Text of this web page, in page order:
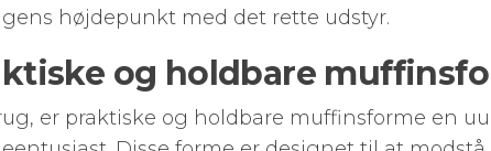
højdepunkt med det rette udstyr.
og holdbare
er praktiske og holdbare muffinsforme en